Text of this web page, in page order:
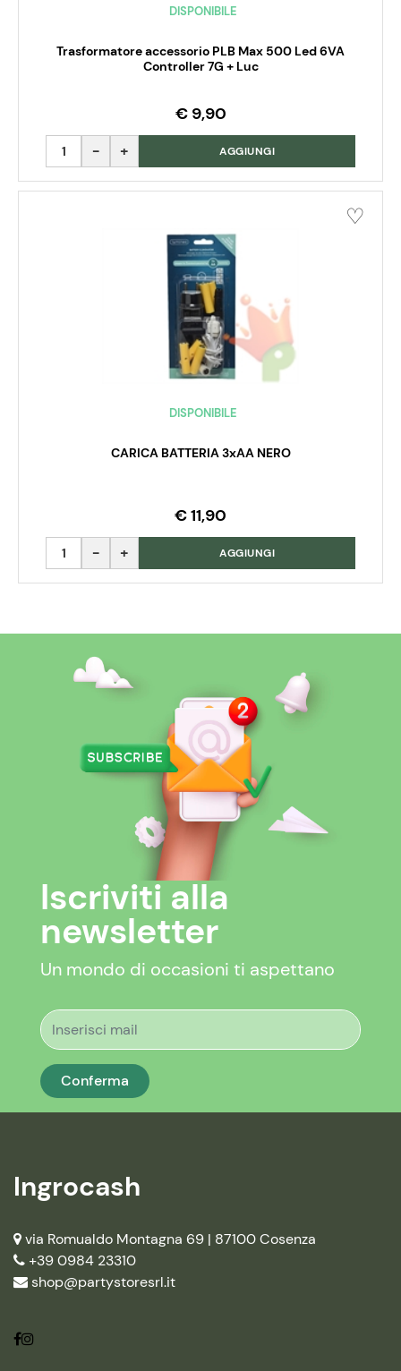
DISPONIBILE
Trasformatore accessorio PLB Max 500 Led 6VA
Controller 7G + Luc
€ 9,90
Quantità AGGIUNGI
DISPONIBILE
CARICA BATTERIA 3xAA NERO
€ 11,90
Quantità AGGIUNGI
Iscriviti alla
newsletter
Un mondo di occasioni ti aspettano
Ingrocash
via Romualdo Montagna 69 | 87100 Cosenza
+39 0984 23310
shop@partystoresrl.it